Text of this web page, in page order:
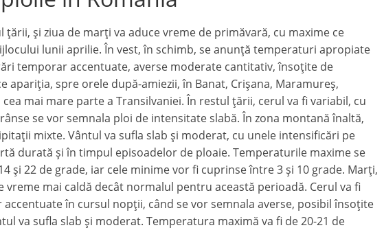
țării, și ziua de marți va aduce vreme de primăvară, cu maxime ce
lunii aprilie. În vest, în schimb, se anunță temperaturi apropiate
temporar accentuate, averse moderate cantitativ, însoțite de
apariția, spre orele după-amiezii, în Banat, Crișana, Maramureș,
mai mare parte a Transilvaniei. În restul țării, cerul va fi variabil, cu
se vor semnala ploi de intensitate slabă. În zona montană înaltă,
mixte. Vântul va sufla slab și moderat, cu unele intensificări pe
durată și în timpul episoadelor de ploaie. Temperaturile maxime se
și 22 de grade, iar cele minime vor fi cuprinse între 3 şi 10 grade. Marți,
mai caldă decât normalul pentru această perioadă. Cerul va fi
în cursul nopții, când se vor semnala averse, posibil însoțite
va sufla slab și moderat. Temperatura maximă va fi de 20-21 de